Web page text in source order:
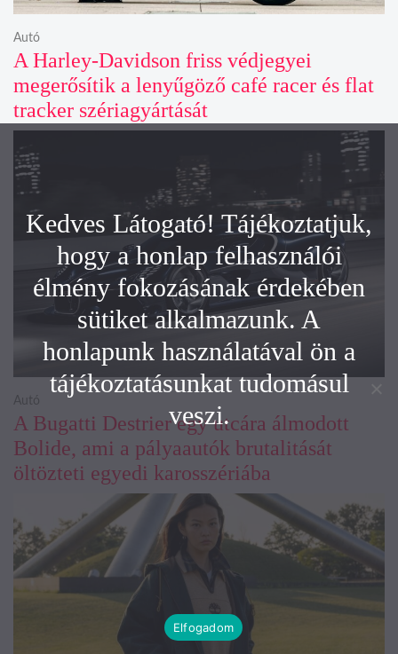
A Harley-Davidson friss védjegyei
megerősítik a lenyűgöző café racer és flat
tracker szériagyártását
Autó
A Bugatti Destrier egy utcára álmodott
Bolide, ami a pályaautók brutalitását
öltözteti egyedi karosszériába
Autó
Kedves Látogató! Tájékoztatjuk,
hogy a honlap felhasználói
élmény fokozásának érdekében
sütiket alkalmazunk. A
honlapunk használatával ön a
tájékoztatásunkat tudomásul
veszi.
Elfogadom